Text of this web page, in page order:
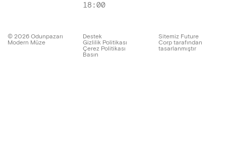
18:00
© 2026 Odunpazarı
Modern Müze
Destek
Gizlilik Politikası
Çerez Politikası
Basın
Sitemiz Future
Corp tarafından
tasarlanmıştır